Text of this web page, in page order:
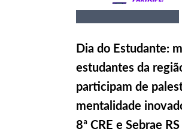
Dia do Estudante:
estudantes da
participam de
mentalidade
8ª CRE e Sebrae RS